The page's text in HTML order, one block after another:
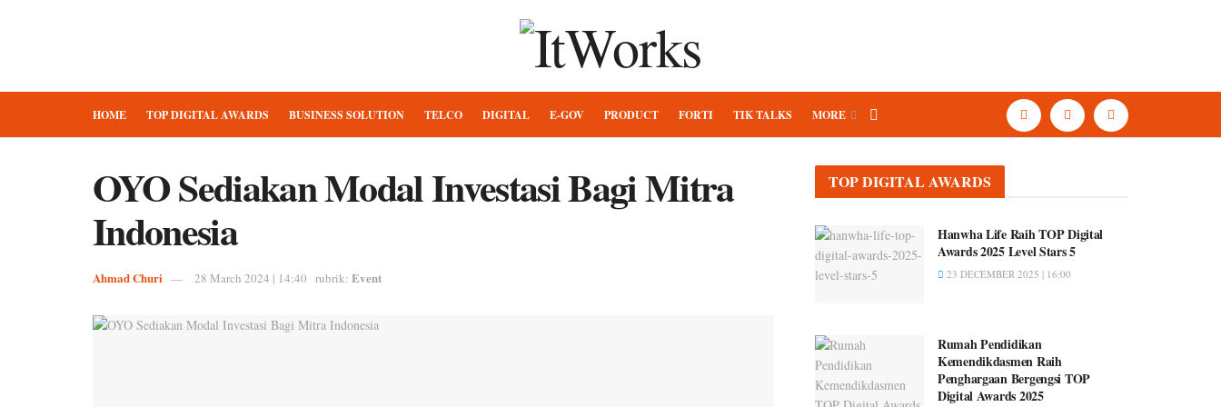
HOME TOP DIGITAL AWARDS BUSINESS SOLUTION TELCO DIGITAL E-GOV PRODUCT FORTI TIK TALKS MORE
OYO Sediakan Modal Investasi Bagi Mitra
Indonesia
Ahmad Churi 28 March 2024 | 14:40 rubrik: Event
TOP DIGITAL AWARDS
Hanwha Life Raih TOP Digital
Awards 2025 Level Stars 5
23 DECEMBER 2025 | 16:00
Rumah Pendidikan
Kemendikdasmen Raih
Penghargaan Bergengsi TOP
Digital Awards 2025